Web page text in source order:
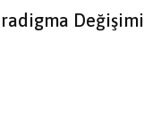
Değişimi